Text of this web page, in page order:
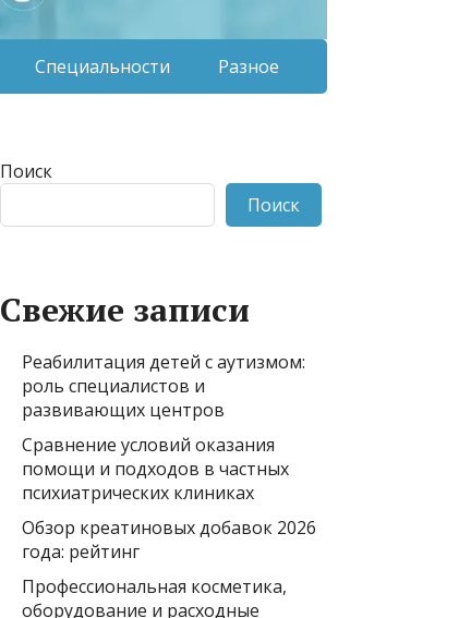
Специальности Разное
Поиск
Поиск
Свежие записи
Реабилитация детей с аутизмом:
роль специалистов и
развивающих центров
Сравнение условий оказания
помощи и подходов в частных
психиатрических клиниках
Обзор креатиновых добавок 2026
года: рейтинг
Профессиональная косметика,
оборудование и расходные